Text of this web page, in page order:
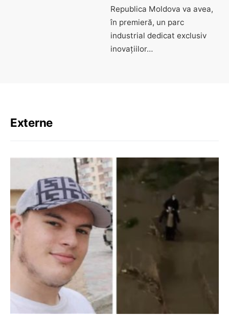
Republica Moldova va avea,
în premieră, un parc
industrial dedicat exclusiv
inovațiilor…
Externe